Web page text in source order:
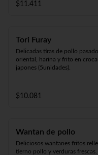
$11.411
Tori Furay
Delicadas tiras de pollo
oriental, harina y frito en
japones (5unidades).
$10.081
Wantan de pollo
Deliciosos wantanes fritos
tierno pollo y verduras frescas.